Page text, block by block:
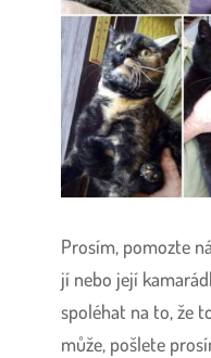
Prosím, pomozte
jí nebo její
spoléhat na to, že
může, pošlete